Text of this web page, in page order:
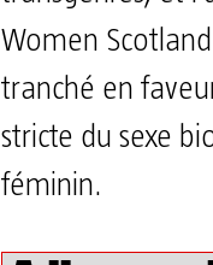
Women
tranché en
stricte du sexe
féminin.